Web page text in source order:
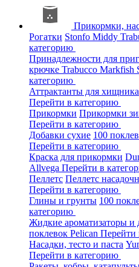
Прикормки,
Рогатки Stonfo Middy
категорию
Принадлежности для
крючке Trabucco Markfish
категорию
Аттрактанты для хищника
Перейти в категорию
Прикормки Прикормки
Перейти в категорию
Добавки сухие 100
Перейти в категорию
Краска для прикормки
Allvega Перейти в
Пеллетс Пеллетс
Перейти в категорию
Глины и грунты 100
категорию
Жидкие ароматизаторы и
поклевок Pelican Перейти
Насадки, тесто и паста
Перейти в категорию